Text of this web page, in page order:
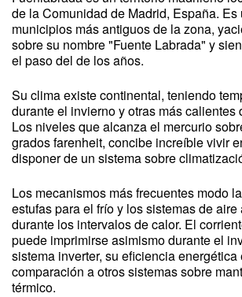
de la Comunidad de Madrid, España. Es
municipios más antiguos de la zona,
sobre su nombre "Fuente Labrada" y
el paso del de los años.
Su clima existe continental, teniendo
durante el invierno y otras más calientes
Los niveles que alcanza el mercurio
grados farenheit, concibe increíble vivir
disponer de un sistema sobre
Los mecanismos más frecuentes modo
estufas para el frío y los sistemas de
durante los intervalos de calor. El
puede imprimirse asimismo durante el
sistema inverter, su eficiencia energética
comparación a otros sistemas sobre
térmico.